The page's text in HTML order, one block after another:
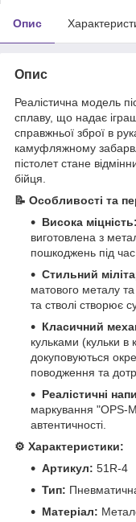
Опис
Опис
Реалістична модель
сплаву, що надає
справжньої зброї в
камуфляжному
пістолет стане
бійця.
📝 Особливості та
Висока міцність:
виготовлена з
пошкоджень під час
Стильний
матового металу
та стволі створює
Класичний
кульками (кульки в
докуповуються
поводження та
Реалістичні
маркування "OPS-
автентичності.
⚙️ Характеристики:
Артикул: 51R-4
Тип:
Матеріал: